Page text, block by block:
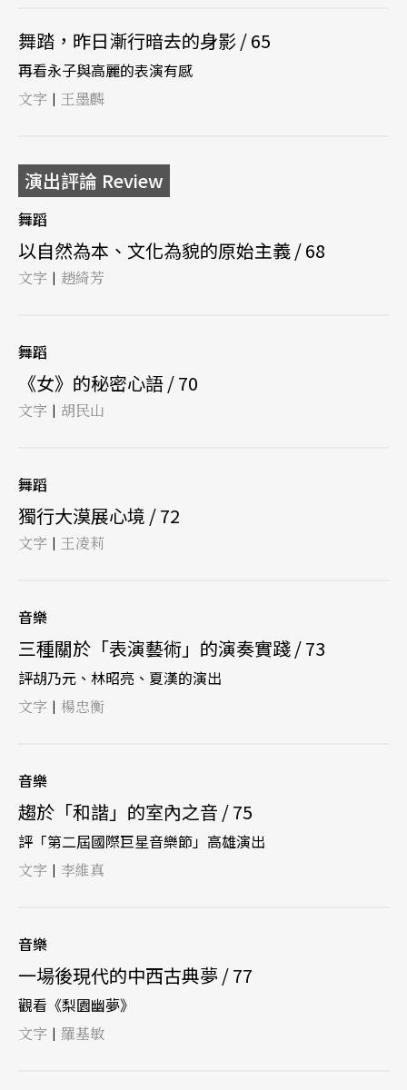
舞踏，昨日漸行暗去的身影 / 65
再看永子與高麗的表演有感
文字 | 王墨麟
演出評論 Review
舞蹈
以自然為本、文化為貌的原始主義 / 68
文字 | 趙綺芳
舞蹈
《女》的秘密心語 / 70
文字 | 胡民山
舞蹈
獨行大漠展心境 / 72
文字 | 王凌莉
音樂
三種關於「表演藝術」的演奏實踐 / 73
評胡乃元、林昭亮、夏漢的演出
文字 | 楊忠衡
音樂
趨於「和諧」的室內之音 / 75
評「第二屆國際巨星音樂節」高雄演出
文字 | 李維真
音樂
一場後現代的中西古典夢 / 77
觀看《梨園幽夢》
文字 | 羅基敏